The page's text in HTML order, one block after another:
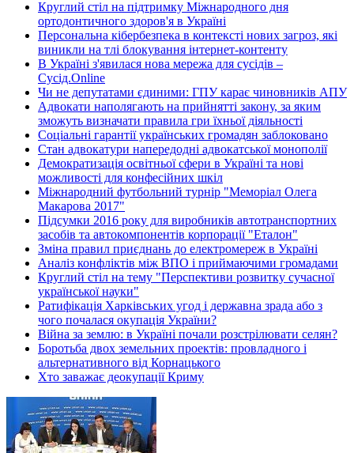
Круглий стіл на підтримку Міжнародного дня
ортодонтичного здоров'я в Україні
Персональна кібербезпека в контексті нових загроз, які
виникли на тлі блокування інтернет-контенту
В Україні з'явилася нова мережа для сусідів –
Сусід.Online
Чи не депутатами єдиними: ГПУ карає чиновників АПУ
Адвокати наполягають на прийнятті закону, за яким
зможуть визначати правила гри їхньої діяльності
Соціальні гарантії українських громадян заблоковано
Стан адвокатури напередодні адвокатської монополії
Демократизація освітньої сфери в Україні та нові
можливості для конфесійних шкіл
Міжнародний футбольний турнір "Меморіал Олега
Макарова 2017"
Підсумки 2016 року для виробників автотранспортних
засобів та автокомпонентів корпорації "Еталон"
Зміна правил приєднань до електромереж в Україні
Аналіз конфліктів між ВПО і приймаючими громадами
Круглий стіл на тему "Перспективи розвитку сучасної
української науки"
Ратифікація Харківських угод і державна зрада або з
чого почалася окупація України?
Війна за землю: в Україні почали розстрілювати селян?
Боротьба двох земельних проектів: провладного і
альтернативного від Корнацького
Хто заважає деокупації Криму